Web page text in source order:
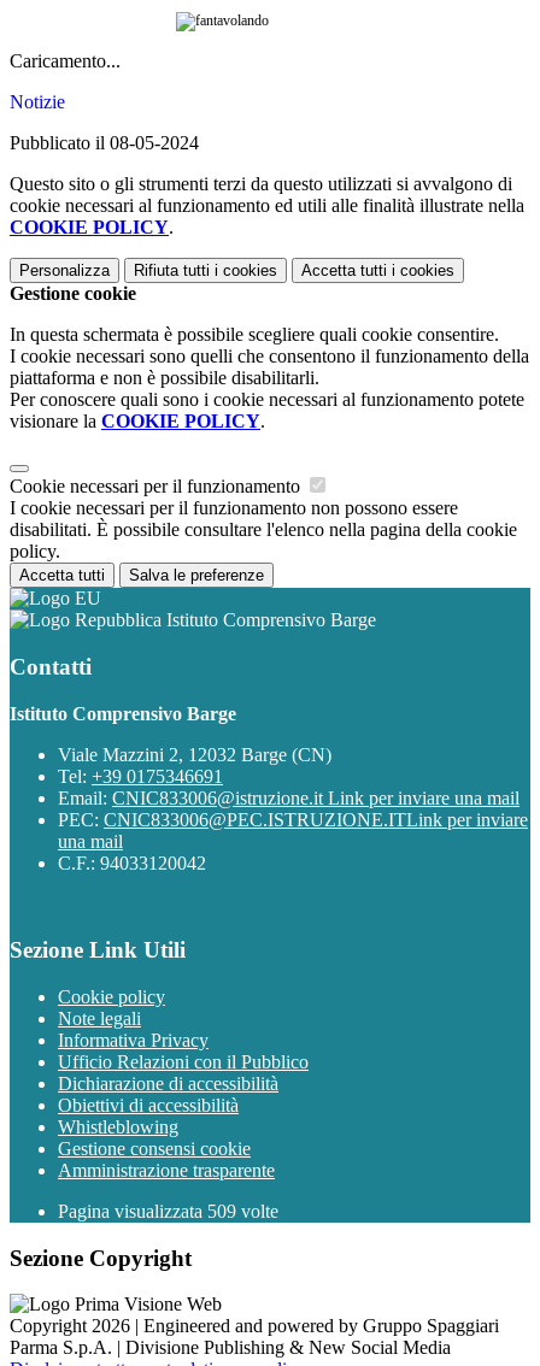
Caricamento...
Notizie
Pubblicato il 08-05-2024
Questo sito o gli strumenti terzi da questo utilizzati si avvalgono di
cookie necessari al funzionamento ed utili alle finalità illustrate nella
COOKIE POLICY.
Personalizza Rifiuta tutti i cookies Accetta tutti i cookies
Gestione cookie
In questa schermata è possibile scegliere quali cookie consentire.
I cookie necessari sono quelli che consentono il funzionamento della
piattaforma e non è possibile disabilitarli.
Per conoscere quali sono i cookie necessari al funzionamento potete
visionare la COOKIE POLICY.
Cookie necessari per il funzionamento
I cookie necessari per il funzionamento non possono essere
disabilitati. È possibile consultare l'elenco nella pagina della cookie
policy.
Accetta tutti Salva le preferenze
Istituto Comprensivo Barge
Contatti
Istituto Comprensivo Barge
Viale Mazzini 2, 12032 Barge (CN)
Tel: +39 0175346691
Email: CNIC833006@istruzione.it Link per inviare una mail
PEC: CNIC833006@PEC.ISTRUZIONE.ITLink per inviare
una mail
C.F.: 94033120042
Sezione Link Utili
Cookie policy
Note legali
Informativa Privacy
Ufficio Relazioni con il Pubblico
Dichiarazione di accessibilità
Obiettivi di accessibilità
Whistleblowing
Gestione consensi cookie
Amministrazione trasparente
Pagina visualizzata 509 volte
Sezione Copyright
Copyright 2026 | Engineered and powered by Gruppo Spaggiari
Parma S.p.A. | Divisione Publishing & New Social Media